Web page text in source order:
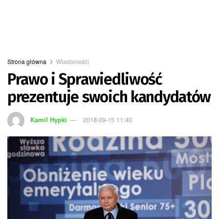
Strona główna Wiadomości
Prawo i Sprawiedliwość
prezentuje swoich kandydatów
Kamil Hypki 2018-09-15 11:40